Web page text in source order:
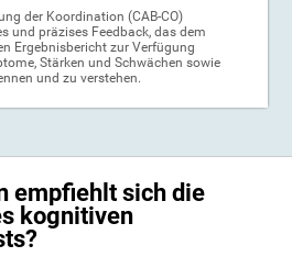
der Koordination (CAB-CO)
und präzises Feedback, das dem
Ergebnisbericht zur Verfügung
Stärken und Schwächen sowie
und zu verstehen.
empfiehlt sich die
kognitiven